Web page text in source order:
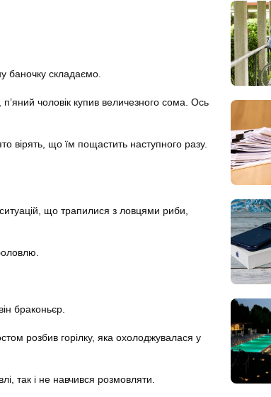
баночку складаємо.
чоловік купив величезного сома. Ось
вірять, що їм пощастить наступного разу.
що трапилися з ловцями риби,
браконьєр.
розбив горілку, яка охолоджувалася у
так і не навчився розмовляти.